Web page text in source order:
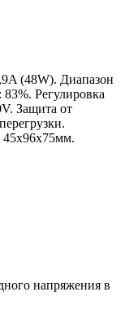
(48W). Диапазон
Регулировка
Защита от
45x96x75мм.
напряжения в